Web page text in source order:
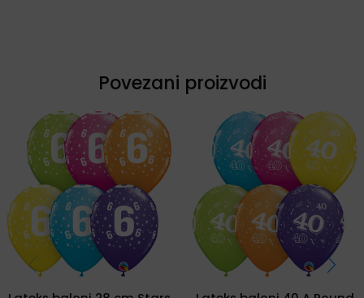
Povezani proizvodi